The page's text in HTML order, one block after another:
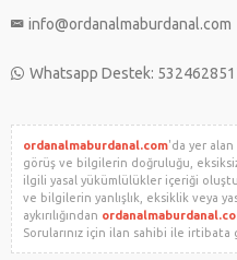
info@ordanalmaburdanal.com
Whatsapp Destek:
ordanalmaburdanal.com'da yer alan
görüş ve bilgilerin doğruluğu,
ilgili yasal yükümlülükler içeriği
ve bilgilerin yanlışlık, eksiklik veya
aykırılığından
Sorularınız için ilan sahibi ile irtibata